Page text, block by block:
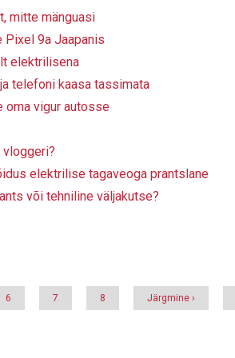
mitte mänguasi
Pixel 9a Jaapanis
elektrilisena
telefoni kaasa tassimata
oma vigur autosse
vloggeri?
elektrilise tagaveoga prantslane
või tehniline väljakutse?
Page
6 Page
7 Page
8
Järgmine
leht
Järgmine ›